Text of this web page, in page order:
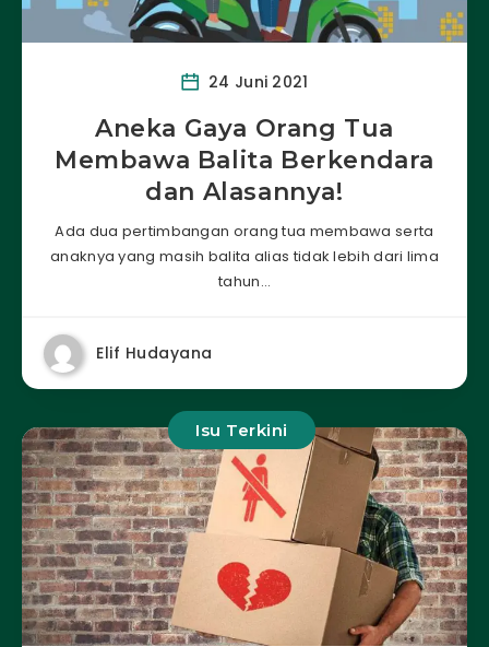
24 Juni 2021
Aneka Gaya Orang Tua
Membawa Balita Berkendara
dan Alasannya!
Ada dua pertimbangan orang tua membawa serta
anaknya yang masih balita alias tidak lebih dari lima
tahun…
Elif Hudayana
Isu Terkini